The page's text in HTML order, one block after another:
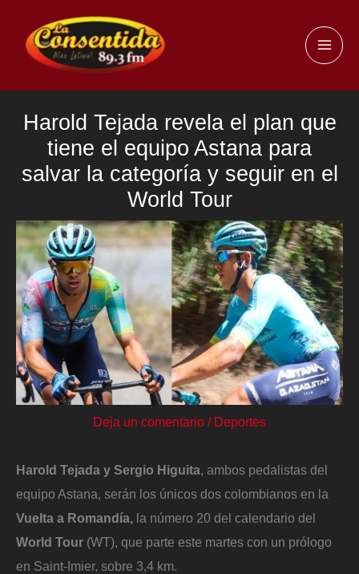
contenido
Harold Tejada revela el plan que
tiene el equipo Astana para
salvar la categoría y seguir en el
World Tour
Deja un comentario / Deportes
Harold Tejada y Sergio Higuita, ambos pedalistas del
equipo Astana, serán los únicos dos colombianos en la
Vuelta a Romandía, la número 20 del calendario del
World Tour (WT), que parte este martes con un prólogo
en Saint-Imier, sobre 3,4 km.